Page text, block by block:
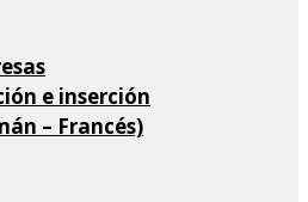
e inserción
– Francés)